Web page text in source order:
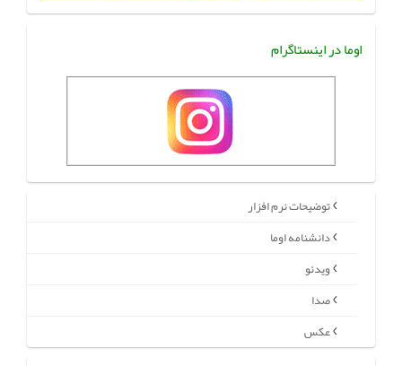
اوما در اینستاگرام
توضیحات نرم افزار
دانشنامه اوما
ویدئو
صدا
عکس